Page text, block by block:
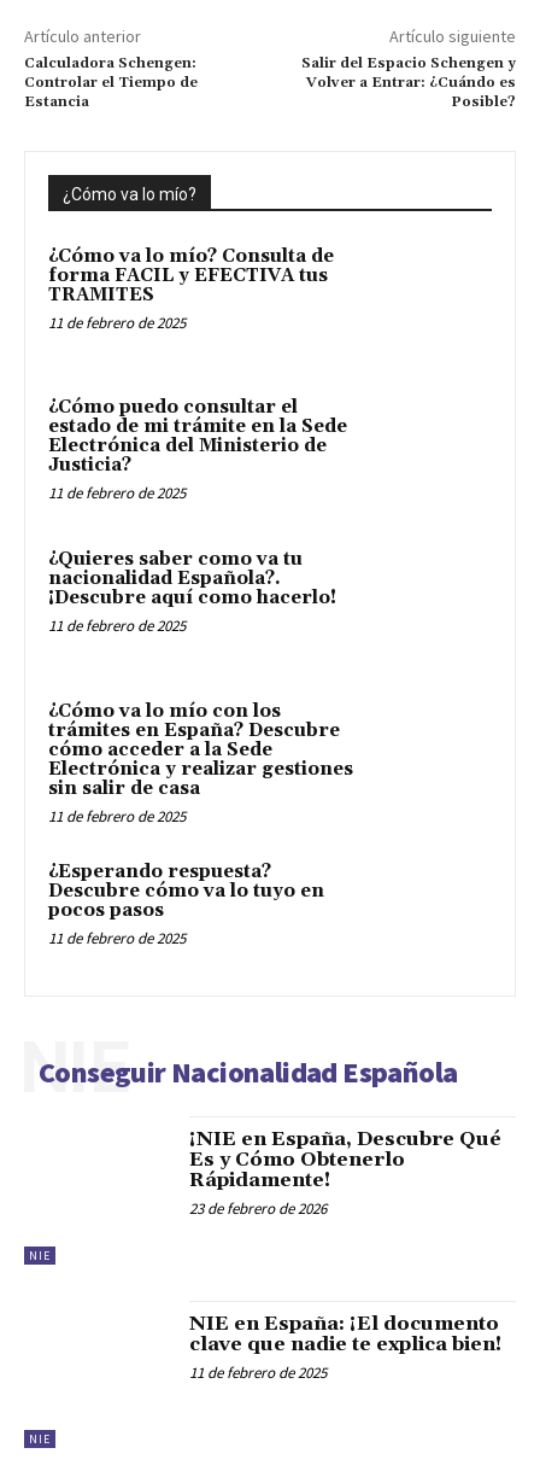
Artículo anterior
Calculadora Schengen:
Controlar el Tiempo de
Estancia
Artículo siguiente
Salir del Espacio Schengen y
Volver a Entrar: ¿Cuándo es
Posible?
¿Cómo va lo mío?
¿Cómo va lo mío? Consulta de
forma FACIL y EFECTIVA tus
TRAMITES
11 de febrero de 2025
¿Cómo puedo consultar el
estado de mi trámite en la Sede
Electrónica del Ministerio de
Justicia?
11 de febrero de 2025
¿Quieres saber como va tu
nacionalidad Española?.
¡Descubre aquí como hacerlo!
11 de febrero de 2025
¿Cómo va lo mío con los
trámites en España? Descubre
cómo acceder a la Sede
Electrónica y realizar gestiones
sin salir de casa
11 de febrero de 2025
¿Esperando respuesta?
Descubre cómo va lo tuyo en
pocos pasos
11 de febrero de 2025
Conseguir Nacionalidad Española
NIE
NIE
¡NIE en España, Descubre Qué
Es y Cómo Obtenerlo
Rápidamente!
23 de febrero de 2026
NIE
NIE en España: ¡El documento
clave que nadie te explica bien!
11 de febrero de 2025